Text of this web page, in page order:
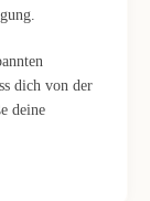
dich von der
deine